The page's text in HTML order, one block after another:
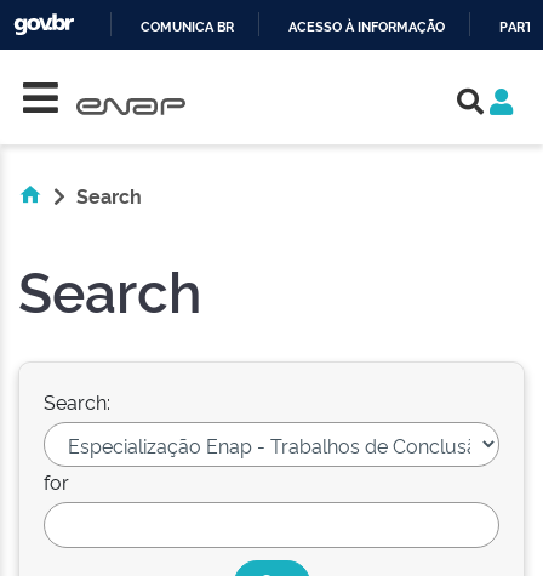
COMUNICA BR ACESSO À INFORMAÇÃO
Search
Search
Search:
for